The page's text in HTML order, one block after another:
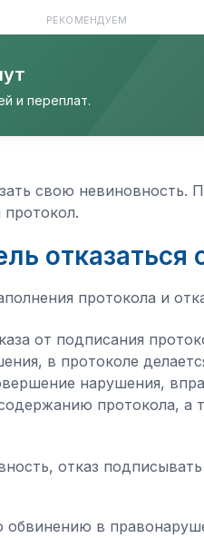
РЕКОМЕНДУЕМ
и переплат.
свою невиновность.
протокол.
отказаться
протокола и
от подписания
в протоколе
нарушения,
протокола, а
отказ
обвинению в